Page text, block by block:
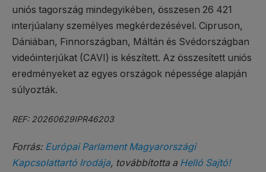
uniós tagország mindegyikében, összesen 26 421
interjúalany személyes megkérdezésével. Cipruson,
Dániában, Finnországban, Máltán és Svédországban
videóinterjúkat (CAVI) is készített. Az összesített uniós
eredményeket az egyes országok népessége alapján
súlyozták.
REF: 20260629IPR46203
Forrás: Európai Parlament Magyarországi
Kapcsolattartó Irodája, továbbította a Helló Sajtó!